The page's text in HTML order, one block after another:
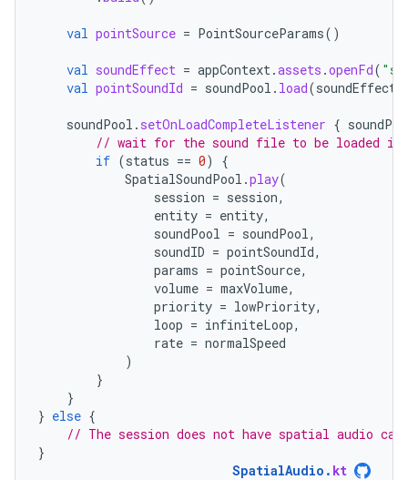
val pointSource = PointSourceParams()
val soundEffect = appContext.assets .openFd(
val pointSoundId = soundPool . load(soundEffect
soundPool . setOnLoadCompleteListener {
// wait for the sound file to be loaded
if (status == 0)
{
SpatialSoundPool .play(
session = session,
entity = entity,
soundPool = soundPool,
soundID = pointSoundId,
params = pointSource,
volume = maxVolume,
priority = lowPriority,
loop = infiniteLoop,
rate = normalSpeed
)
}
}
} else {
// The session does not have spatial audio
}
SpatialAudio . kt